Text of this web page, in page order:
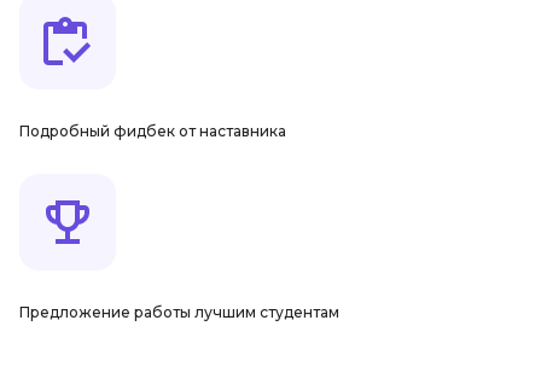
Подробный фидбек от наставника
Предложение работы лучшим студентам